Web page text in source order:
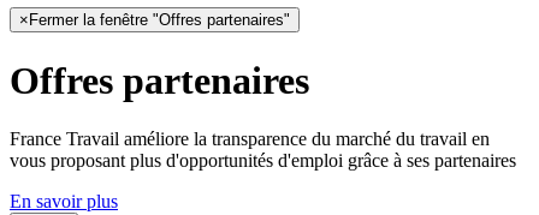
× Fermer la fenêtre "Offres partenaires"
Offres partenaires
France Travail améliore la transparence du marché du travail en
vous proposant plus d'opportunités d'emploi grâce à ses partenaires
En savoir plus